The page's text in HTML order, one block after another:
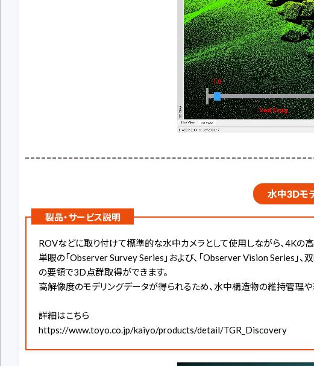
水中3Dモ
製品・サービス説明
ROVなどに取り付けて標準的な水中カメラとして使用しながら、4Kの
単眼の「Observer Survey Series」および、「Observer Vision Series」
の要領で3D点群取得ができます。
高解像度のモデリングデータが得られるため、水中構造物の維持管理や
詳細はこちら
https://www.toyo.co.jp/kaiyo/products/detail/TGR_Discovery